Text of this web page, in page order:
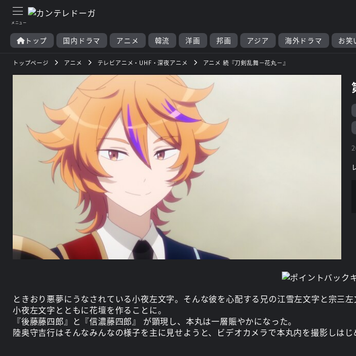
トップ 国内ドラマ アニメ 韓流 洋画 邦画 アジア 海外ドラマ お笑
トップページ アニメ テレビアニメ・UHF・深夜アニメ アニメ 続『刀剣乱舞－花丸－』
ときおり悪夢にうなされている小夜左文字。そんな彼を心配する兄の江雪左文字と宗三左
小夜左文字とともに花壇を作ることに。
『後藤藤四郎』と『信濃藤四郎』 が顕現し、本丸は一層賑やかになった。
陸奥守吉行はそんなみんなの様子を主に見せようと、ビデオカメラで本丸内を撮影しはじ